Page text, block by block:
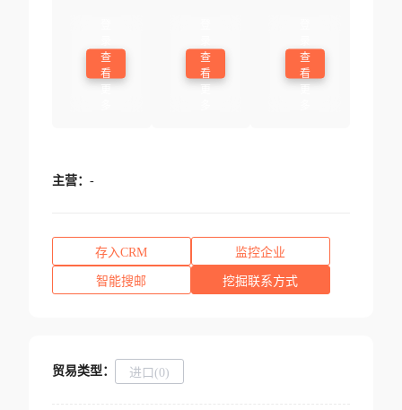
查
看
查
看
查
看
主营： -
存入CRM 监控企业
智能搜邮 挖掘联系方式
贸易类型： 进口(0)